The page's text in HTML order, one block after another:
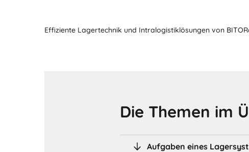
Effiziente Lagertechnik und Intralogistiklösungen von BITO
Die Themen im
Aufgaben eines